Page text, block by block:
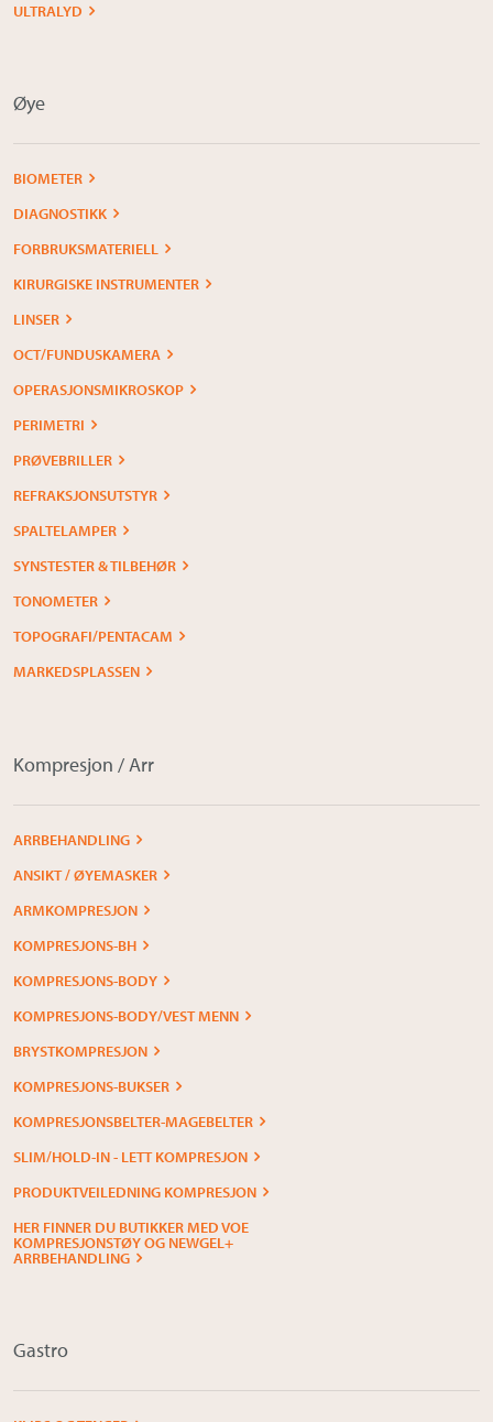
ULTRALYD
Øye
BIOMETER
DIAGNOSTIKK
FORBRUKSMATERIELL
KIRURGISKE INSTRUMENTER
LINSER
OCT/FUNDUSKAMERA
OPERASJONSMIKROSKOP
PERIMETRI
PRØVEBRILLER
REFRAKSJONSUTSTYR
SPALTELAMPER
SYNSTESTER & TILBEHØR
TONOMETER
TOPOGRAFI/PENTACAM
MARKEDSPLASSEN
Kompresjon / Arr
ARRBEHANDLING
ANSIKT / ØYEMASKER
ARMKOMPRESJON
KOMPRESJONS-BH
KOMPRESJONS-BODY
KOMPRESJONS-BODY/VEST MENN
BRYSTKOMPRESJON
KOMPRESJONS-BUKSER
KOMPRESJONSBELTER-MAGEBELTER
SLIM/HOLD-IN - LETT KOMPRESJON
PRODUKTVEILEDNING KOMPRESJON
HER FINNER DU BUTIKKER MED VOE
KOMPRESJONSTØY OG NEWGEL+
ARRBEHANDLING
Gastro